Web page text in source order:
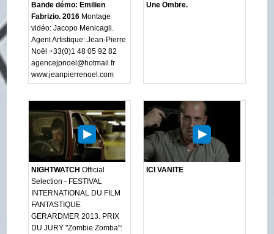
Bande démo: Emilien
Fabrizio. 2016 Montage
vidéo: Jacopo Menicagli.
Agent Artistique: Jean-Pierre
Noël +33(0)1 48 05 92 82
agencejpnoel@hotmail.fr
www.jeanpierrenoel.com
Une Ombre.
NIGHTWATCH Official
Selection - FESTIVAL
INTERNATIONAL DU FILM
FANTASTIQUE
GERARDMER 2013. PRIX
DU JURY "Zombie Zomba":
ICI VANITE